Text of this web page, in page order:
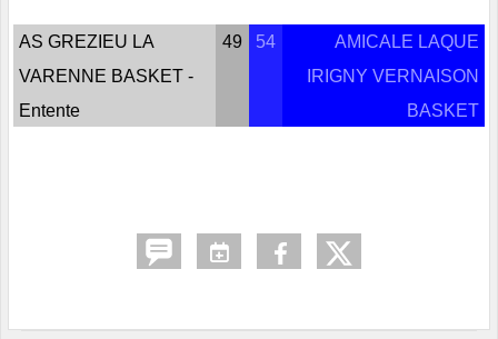
AS GREZIEU LA
VARENNE BASKET -
Entente
49 54
AMICALE LAQUE
IRIGNY VERNAISON
BASKET